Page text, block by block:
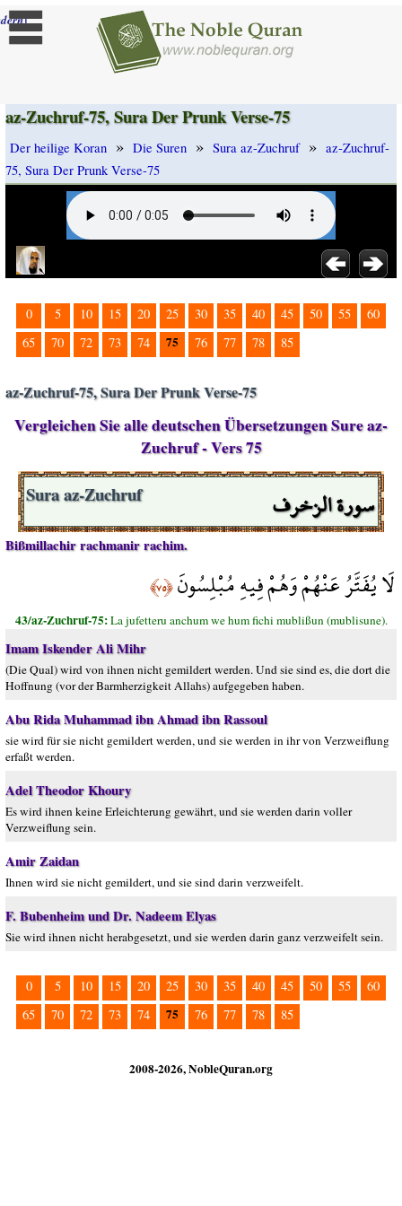
]
az-Zuchruf-75, Sura Der Prunk Verse-75
Der heilige Koran » Die Suren » Sura az-Zuchruf » az-Zuchruf-
75, Sura Der Prunk Verse-75
0 5 10 15 20 25 30 35 40 45 50 55
60
65
70 72 73 74 75 76 77 78 85
az-Zuchruf-75, Sura Der Prunk Verse-75
Vergleichen Sie alle deutschen Übersetzungen Sure az-
Zuchruf - Vers 75
سورة الزخرف Sura az-Zuchruf
Bißmillachir rachmanir rachim.
لَا يُفَتَّرُ عَنْهُمْ وَهُمْ فِيهِ مُبْلِسُونَ﴿٧٥﴾
43/az-Zuchruf-75:La jufetteru anchum we hum fichi mublißun (mublisune).
Imam Iskender Ali Mihr
(Die Qual) wird von ihnen nicht gemildert werden. Und sie sind es, die dort die
Hoffnung (vor der Barmherzigkeit Allahs) aufgegeben haben.
Abu Rida Muhammad ibn Ahmad ibn Rassoul
sie wird für sie nicht gemildert werden, und sie werden in ihr von Verzweiflung
erfaßt werden.
Adel Theodor Khoury
Es wird ihnen keine Erleichterung gewährt, und sie werden darin voller
Verzweiflung sein.
Amir Zaidan
Ihnen wird sie nicht gemildert, und sie sind darin verzweifelt.
F. Bubenheim und Dr. Nadeem Elyas
Sie wird ihnen nicht herabgesetzt, und sie werden darin ganz verzweifelt sein.
0 5 10 15 20 25 30 35 40 45 50 55
60
65
70 72 73 74 75 76 77 78 85
2008-2026, NobleQuran.org